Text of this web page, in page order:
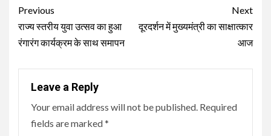
Continue
Reading
Previous
राज्य स्तरीय युवा उत्सव का हुआ
रंगारंग कार्यक्रम के साथ समापन
Next
दूरदर्शन में मुख्यमंत्री का साक्षात्कार
आज
Leave a Reply
Your email address will not be published. Required
fields are marked*